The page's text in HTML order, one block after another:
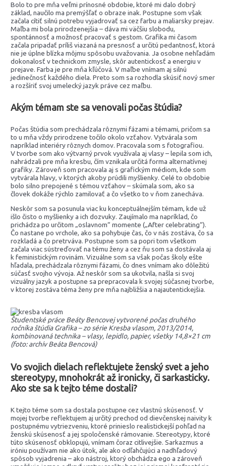
Bolo to pre mňa veľmi prínosné obdobie, ktoré mi dalo dobrý
základ, naučilo ma premýšľať o obraze inak. Postupne som však
začala cítiť silnú potrebu vyjadrovať sa cez farbu a maliarsky prejav.
Maľba mi bola prirodzenejšia – dáva mi väčšiu slobodu,
spontánnosť a možnosť pracovať s gestom. Grafika mi časom
začala pripadať príliš viazaná na presnosť a určitú pedantnosť, ktorá
nie je úplne blízka môjmu spôsobu uvažovania. Ja osobne nehľadám
dokonalosť v technickom zmysle, skôr autentickosť a energiu v
prejave. Farba je pre mňa kľúčová. V maľbe vnímam aj silnú
jedinečnosť každého diela. Preto som sa rozhodla skúsiť nový smer
a rozšíriť svoj umelecký jazyk práve cez maľbu.
Akým témam ste sa venovali počas štúdia?
Počas štúdia som prechádzala rôznymi fázami a témami, pričom sa
to u mňa vždy prirodzene točilo okolo vzťahov. Vytvárala som
napríklad interiéry rôznych domov. Pracovala som s fotografiou.
V tvorbe som ako výtvarný prvok využívala aj vlasy – lepila som ich,
nahrádzali pre mňa kresbu, čím vznikala určitá forma alternatívnej
grafiky. Zároveň som pracovala aj s grafickým médiom, kde som
vytvárala hlavy, v ktorých akoby prúdili myšlienky. Celé to obdobie
bolo silno prepojené s témou vzťahov – skúmala som, ako sa
človek dokáže rýchlo zamilovať a čo všetko to v ňom zanecháva.
Neskôr som sa posunula viac ku konceptuálnejším témam, kde už
išlo čisto o myšlienky a ich dozvuky. Zaujímalo ma napríklad, čo
prichádza po určitom „oslavnom“ momente („After celebrating“).
Čo nastane po vrchole, ako sa pohybuje čas, čo v nás zostáva, čo sa
rozkladá a čo pretrváva. Postupne som sa popri tom všetkom
začala viac sústreďovať na tému ženy a cez ňu som sa dostávala aj
k feministickým rovinám. Vizuálne som sa však počas školy ešte
hľadala, prechádzala rôznymi fázami, čo dnes vnímam ako dôležitú
súčasť svojho vývoja. Až neskôr som sa ukotvila, našla si svoj
vizuálny jazyk a postupne sa prepracovala k svojej súčasnej tvorbe,
v ktorej zostáva téma ženy pre mňa najbližšia a najautentickejšia.
Študentské práce Beáty Bencovej vytvorené počas druhého
ročníka štúdia Grafika – zo série Kresba vlasom, 2013/2014,
kombinovaná technika – vlasy, lepidlo, papier, všetky 14,8×21 cm
(foto: archív Beáta Bencová)
Vo svojich dielach reflektujete ženský svet a jeho
stereotypy, mnohokrát až ironicky, či sarkasticky.
Ako ste sa k tejto téme dostali?
K tejto téme som sa dostala postupne cez vlastnú skúsenosť. V
mojej tvorbe reflektujem aj určitý prechod od dievčenskej naivity k
postupnému vytriezveniu, ktoré prinieslo realistickejší pohľad na
ženskú skúsenosť a jej spoločenské rámovanie. Stereotypy, ktoré
túto skúsenosť obklopujú, vnímam čoraz citlivejšie. Sarkazmus a
iróniu používam nie ako útok, ale ako odľahčujúci a nadhľadový
spôsob vyjadrenia – ako nástroj, ktorý obchádza ego a zároveň